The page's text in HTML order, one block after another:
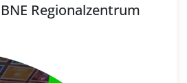
BNE Regionalzentrum